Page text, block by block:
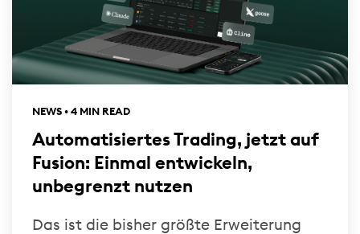
NEWS • 4 MIN READ
Automatisiertes Trading, jetzt auf
Fusion: Einmal entwickeln,
unbegrenzt nutzen
Das ist die bisher größte Erweiterung